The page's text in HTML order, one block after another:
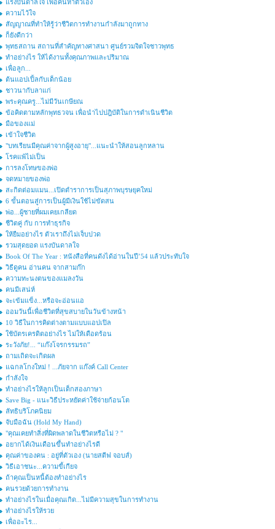
แรงบันดาลใจ เพื่อค้นหาตัวเอง
ความไว้ใจ
สัญญาณที่ทำให้รู้ว่าชีวิตการทำงานกำลังมาถูกทาง
ก็ยังดีกว่า
พุทธสถาน สถานที่สำคัญทางศาสนา ศูนย์รวมจิตใจชาวพุทธ
ทำอย่างไร ให้ได้งานทั้งคุณภาพและปริมาณ
เพื่อลูก...
ต้นแอปเปิ้ลกับเด็กน้อย
ชาวนากับลาแก่
พระคุณครู...ไม่มีวันเกษียณ
ข้อคิดตามหลักพุทธวจน เพื่อนำไปปฎิบัติในการดำเนินชีวิต
มือของแม่
เข้าใจชีวิต
"บทเรียนมีคุณค่าจากผู้สูงอายุ"...แนะนำให้สอนลูกหลาน
โรคแพ้ไม่เป็น
การลงโทษของพ่อ
จดหมายของพ่อ
สะกิดต่อมแมน...เปิดตำราการเป็นสุภาพบุรษยุคใหม่
6 ขั้นตอนสู่การเป็นผู้มีเงินใช้ไม่ขัดสน
พ่อ...ผู้ชายที่ผมเคยเกลียด
ชีวิตคู่ กับ การทำธุรกิจ
ให้ยืมอย่างไร ตัวเราถึงไม่เจ็บปวด
รวมสุดยอด แรงบันดาลใจ
Book Of The Year : หนังสือที่คนดังได้อ่านในปี’54 แล้วประทับใจ
วิธีดูคน อ่านคน จากสามก๊ก
ความทะนงตนของแมลงวัน
คนมีเสน่ห์
จะเข้มแข็ง...หรือจะอ่อนแอ
ออมวันนี้เพื่อชีวิตที่สุขสบายในวันข้างหน้า
10 วิธีในการคิดต่างตามแบบแอปเปิล
ใช้บัตรเครดิตอย่างไร ไม่ให้เดือดร้อน
ระวังภัย!... “แก๊งโจรกรรมรถ”
ถามเถิดจะเกิดผล
แฉกลโกงใหม่ ! ...ภัยจาก แก๊งค์ Call Center
กำลังใจ
ทำอย่างไรให้ลูกเป็นเด็กสองภาษา
Save Big - แนะวิธีประหยัดค่าใช้จ่ายก้อนโต
ลัทธิบริโภคนิยม
จับมือฉัน (Hold My Hand)
"คุณเคยทำสิ่งที่ผิดพลาดในชีวิตหรือไม่ ? "
อยากได้เงินเดือนขึ้นทำอย่างไรดี
คุณค่าของคน : อยู่ที่ตัวเอง (นายสตีฟ จอบส์)
วิธีเอาชนะ...ความขี้เกียจ
ถ้าคุณเป็นหนี้ต้องทำอย่างไร
คนรวยด้วยการทำงาน
ทำอย่างไรในเมื่อคุณเกิด...ไม่มีความสุขในการทำงาน
ทำอย่างไรให้รวย
เพื่ออะไร...